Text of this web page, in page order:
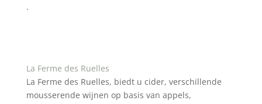
.
La Ferme des Ruelles
La Ferme des Ruelles, biedt u cider, verschillende
mousserende wijnen op basis van appels,